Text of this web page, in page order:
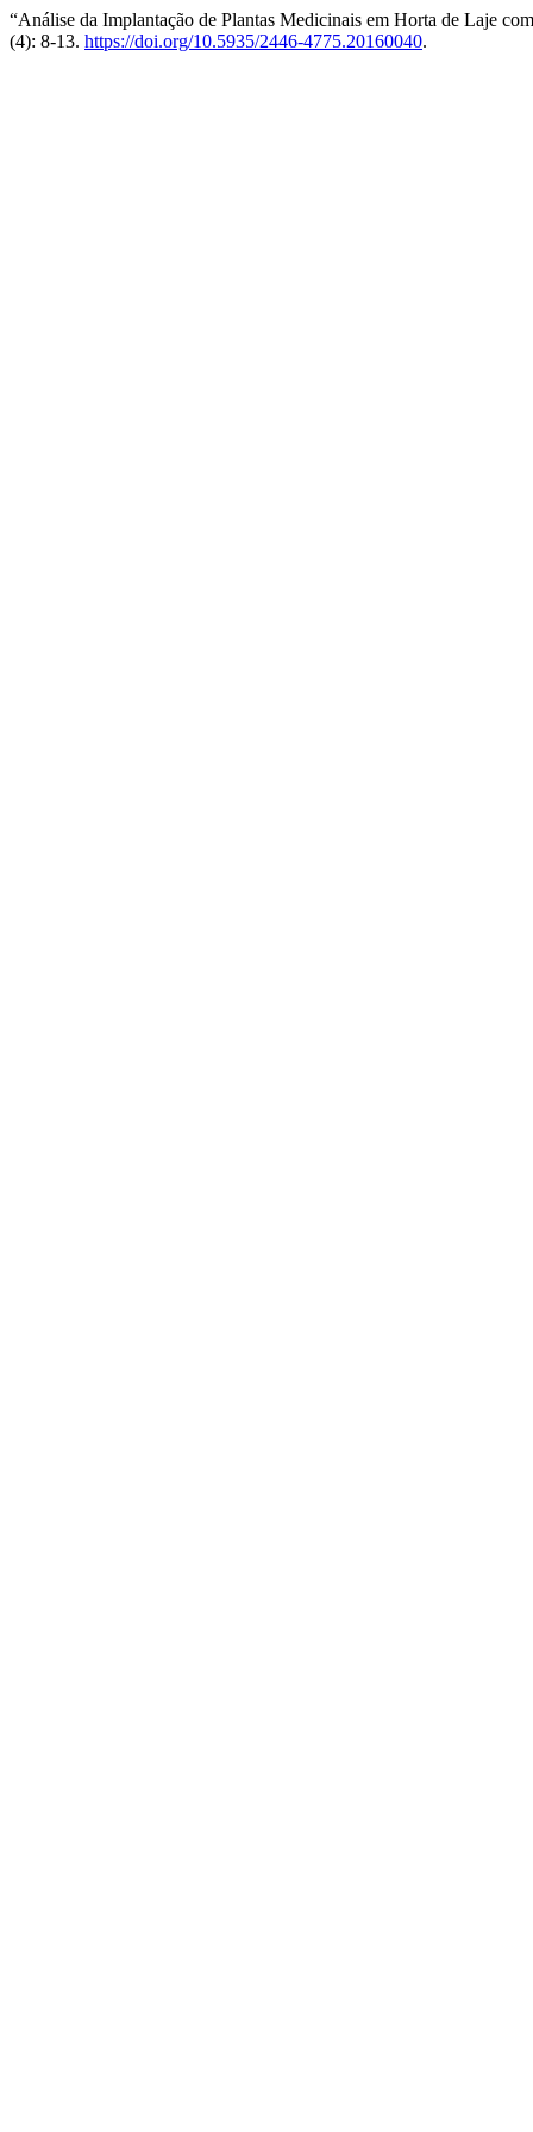
“Análise da Implantação de Plantas Medicinais em Horta de Laje
(4): 8-13. https://doi.org/10.5935/2446-4775.20160040.